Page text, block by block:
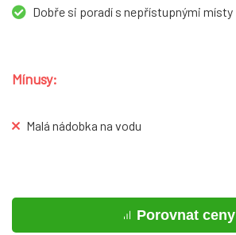
Dobře si poradí s nepřístupnými místy
Mínusy:
Malá nádobka na vodu
Porovnat ceny